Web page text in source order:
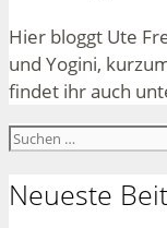
Hier bloggt Ute
und Yogini,
findet ihr auch
Suchen
Neueste